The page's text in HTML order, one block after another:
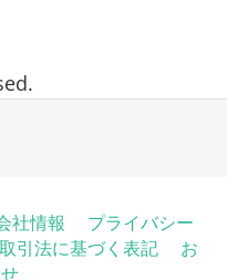
社情報
プライバシー
引法に基づく表記
お